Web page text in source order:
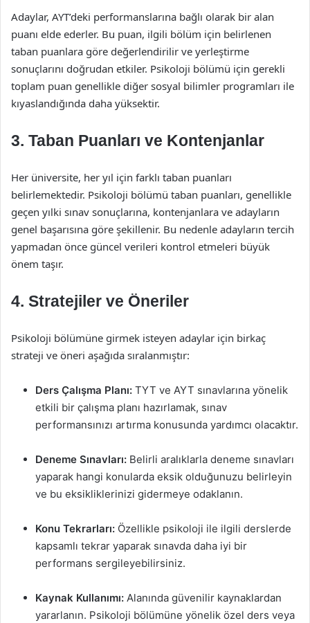
Adaylar, AYT’deki performanslarına bağlı olarak bir alan
puanı elde ederler. Bu puan, ilgili bölüm için belirlenen
taban puanlara göre değerlendirilir ve yerleştirme
sonuçlarını doğrudan etkiler. Psikoloji bölümü için gerekli
toplam puan genellikle diğer sosyal bilimler programları ile
kıyaslandığında daha yüksektir.
3. Taban Puanları ve Kontenjanlar
Her üniversite, her yıl için farklı taban puanları
belirlemektedir. Psikoloji bölümü taban puanları, genellikle
geçen yılki sınav sonuçlarına, kontenjanlara ve adayların
genel başarısına göre şekillenir. Bu nedenle adayların tercih
yapmadan önce güncel verileri kontrol etmeleri büyük
önem taşır.
4. Stratejiler ve Öneriler
Psikoloji bölümüne girmek isteyen adaylar için birkaç
strateji ve öneri aşağıda sıralanmıştır:
Ders Çalışma Planı: TYT ve AYT sınavlarına yönelik
etkili bir çalışma planı hazırlamak, sınav
performansınızı artırma konusunda yardımcı olacaktır.
Deneme Sınavları: Belirli aralıklarla deneme sınavları
yaparak hangi konularda eksik olduğunuzu belirleyin
ve bu eksikliklerinizi gidermeye odaklanın.
Konu Tekrarları: Özellikle psikoloji ile ilgili derslerde
kapsamlı tekrar yaparak sınavda daha iyi bir
performans sergileyebilirsiniz.
Kaynak Kullanımı: Alanında güvenilir kaynaklardan
yararlanın. Psikoloji bölümüne yönelik özel ders veya